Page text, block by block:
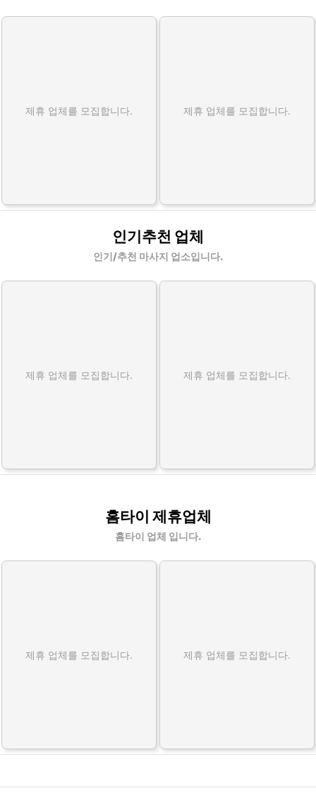
제휴 업체를 모집합니다. 제휴 업체를 모집합니다.
인기추천 업체
인기/추천 마사지 업소입니다.
제휴 업체를 모집합니다. 제휴 업체를 모집합니다.
홈타이 제휴업체
홈타이 업체 입니다.
제휴 업체를 모집합니다. 제휴 업체를 모집합니다.